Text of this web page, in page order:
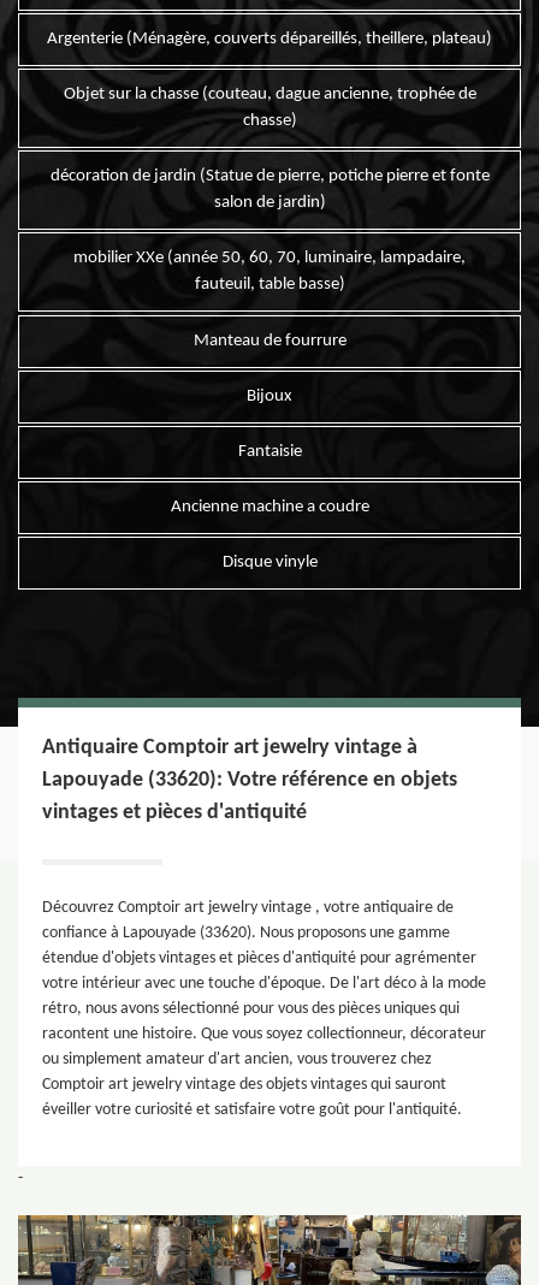
Argenterie (Ménagère, couverts dépareillés, theillere, plateau)
Objet sur la chasse (couteau, dague ancienne, trophée de
chasse)
décoration de jardin (Statue de pierre, potiche pierre et fonte
salon de jardin)
mobilier XXe (année 50, 60, 70, luminaire, lampadaire,
fauteuil, table basse)
Manteau de fourrure
Bijoux
Fantaisie
Ancienne machine a coudre
Disque vinyle
Antiquaire Comptoir art jewelry vintage à
Lapouyade (33620): Votre référence en objets
vintages et pièces d'antiquité
Découvrez Comptoir art jewelry vintage , votre antiquaire de
confiance à Lapouyade (33620). Nous proposons une gamme
étendue d'objets vintages et pièces d'antiquité pour agrémenter
votre intérieur avec une touche d'époque. De l'art déco à la mode
rétro, nous avons sélectionné pour vous des pièces uniques qui
racontent une histoire. Que vous soyez collectionneur, décorateur
ou simplement amateur d'art ancien, vous trouverez chez
Comptoir art jewelry vintage des objets vintages qui sauront
éveiller votre curiosité et satisfaire votre goût pour l'antiquité.
-